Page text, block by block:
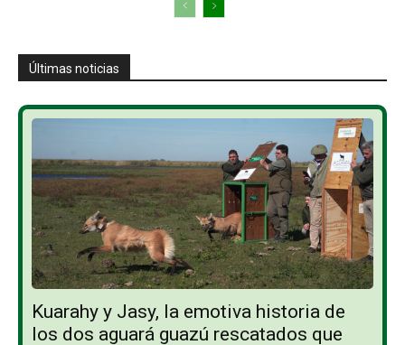
Últimas noticias
Kuarahy y Jasy, la emotiva historia de
los dos aguará guazú rescatados que